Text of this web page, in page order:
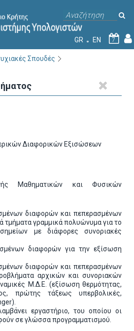
GR EN 7
Σπουδές
Διαφορικών Εξισώσεων
Μαθηματικών και Φυσικών
διαφορών και πεπερασμένων
τμήματα γραμμικά πολυώνυμα για το
με διάφορες συνοριακές
διαφορών για την εξίσωση
διαφορών και πεπερασμένων
αρχικών και συνοριακών
M.Δ.E. (εξίσωση θερμότητας,
πρώτης τάξεως υπερβολικές,
εργαστήριο, του οποίου οι
σε γλώσσα προγραμματισμού.